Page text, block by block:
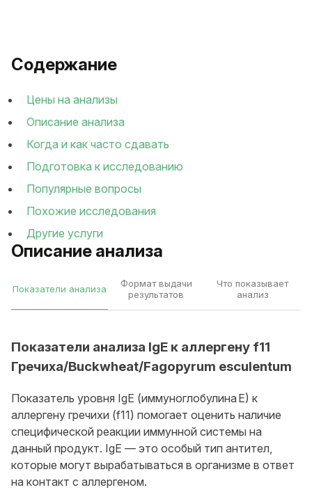
Описание анализа
Показатели анализа
Формат выдачи
результатов
Что показывает
анализ
Показатели анализа IgE к аллергену f11
Гречиха/Buckwheat/Fagopyrum esculentum
Показатель уровня IgE (иммуноглобулина E) к
аллергену гречихи (f11) помогает оценить наличие
специфической реакции иммунной системы на
данный продукт. IgE — это особый тип антител,
которые могут вырабатываться в организме в ответ
на контакт с аллергеном.
Содержание
Цены на анализы
Описание анализа
Когда и как часто сдавать
Подготовка к исследованию
Популярные вопросы
Похожие исследования
Другие услуги